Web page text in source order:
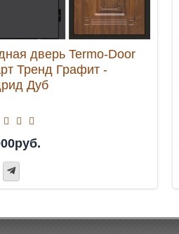
дверь Termo-Door
Тренд Графит -
Дуб